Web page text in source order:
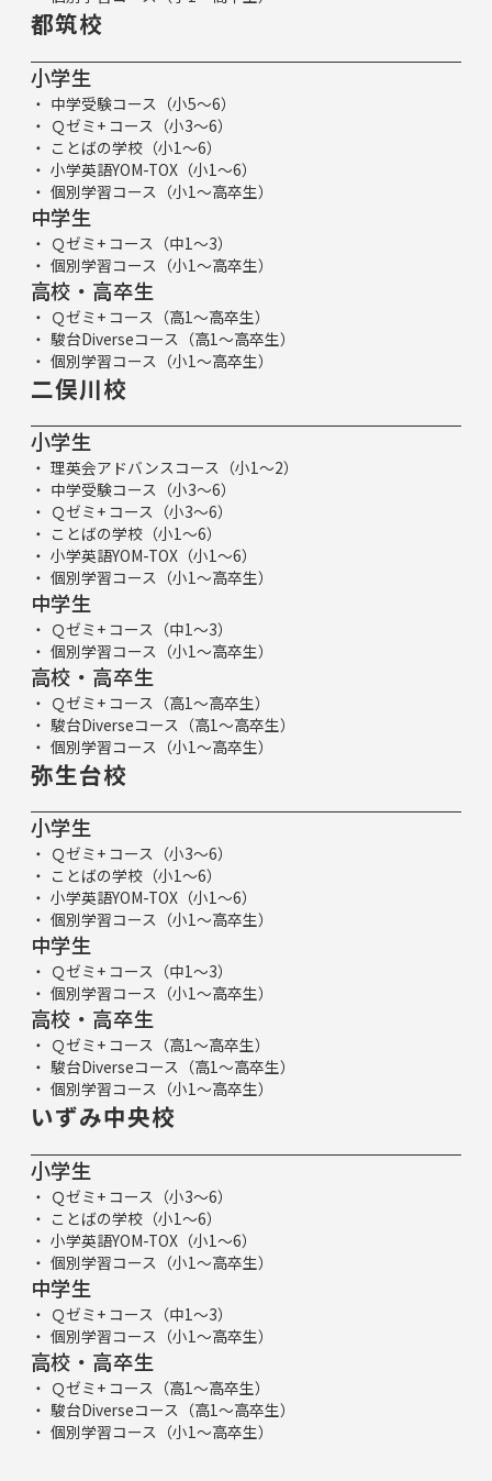
都筑校
小学生
中学受験コース（小5～6）
Ｑゼミ+ コース（小3～6）
ことばの学校（小1～6）
小学英語YOM-TOX（小1～6）
個別学習コース（小1～高卒生）
中学生
Ｑゼミ+ コース（中1～3）
個別学習コース（小1～高卒生）
高校・高卒生
Ｑゼミ+ コース（高1～高卒生）
駿台Diverseコース（高1～高卒生）
個別学習コース（小1～高卒生）
二俣川校
小学生
理英会アドバンスコース（小1～2）
中学受験コース（小3～6）
Ｑゼミ+ コース（小3～6）
ことばの学校（小1～6）
小学英語YOM-TOX（小1～6）
個別学習コース（小1～高卒生）
中学生
Ｑゼミ+ コース（中1～3）
個別学習コース（小1～高卒生）
高校・高卒生
Ｑゼミ+ コース（高1～高卒生）
駿台Diverseコース（高1～高卒生）
個別学習コース（小1～高卒生）
弥生台校
小学生
Ｑゼミ+ コース（小3～6）
ことばの学校（小1～6）
小学英語YOM-TOX（小1～6）
個別学習コース（小1～高卒生）
中学生
Ｑゼミ+ コース（中1～3）
個別学習コース（小1～高卒生）
高校・高卒生
Ｑゼミ+ コース（高1～高卒生）
駿台Diverseコース（高1～高卒生）
個別学習コース（小1～高卒生）
いずみ中央校
小学生
Ｑゼミ+ コース（小3～6）
ことばの学校（小1～6）
小学英語YOM-TOX（小1～6）
個別学習コース（小1～高卒生）
中学生
Ｑゼミ+ コース（中1～3）
個別学習コース（小1～高卒生）
高校・高卒生
Ｑゼミ+ コース（高1～高卒生）
駿台Diverseコース（高1～高卒生）
個別学習コース（小1～高卒生）